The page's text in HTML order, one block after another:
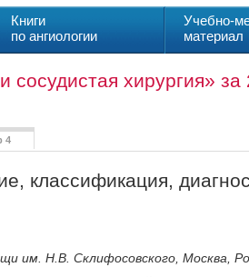
Книги
по ангиологии
Учебно-
материал
хирургия» за
4
классификация,
им. Н.В. Склифосовского, Москва,